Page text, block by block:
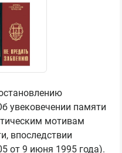
увековечении памяти
мотивам
впоследствии
от 9 июня 1995 года).